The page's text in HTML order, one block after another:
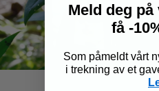
Meld deg
få -
Som påmeldt vårt
i trekning av et